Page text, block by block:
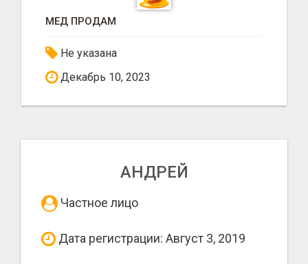
МЕД ПРОДАМ
Не указана
Декабрь 10, 2023
АНДРЕЙ
Частное лицо
Дата регистрации: Август 3, 2019